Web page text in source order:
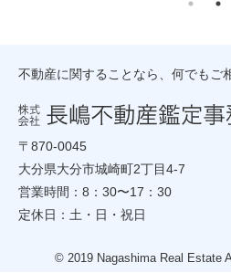
不動産に関することなら、何でもご
〒870-0045
大分県大分市城崎町2丁目4-7
営業時間：8：30〜17：30
定休日：土・日・祝日
© 2019 Nagashima Real Estate